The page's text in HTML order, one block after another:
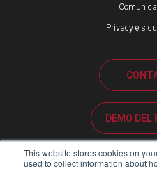
This website stores cookies on
used to collect information about
Privacy e
DEMO DEL